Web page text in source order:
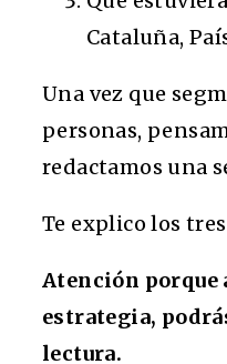
Cataluña,
Una vez que
personas,
redactamos una
Te explico los
Atención porque
estrategia,
lectura.